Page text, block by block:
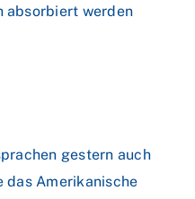
absorbiert werden
gestern auch
das Amerikanische